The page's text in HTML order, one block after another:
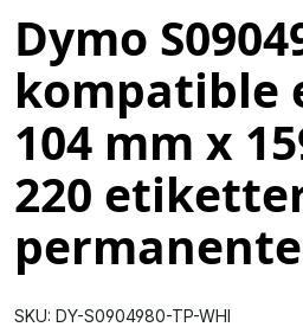
Dymo
kompatible
104 mm x
220
permanente
SKU: DY-S0904980-TP-WHI